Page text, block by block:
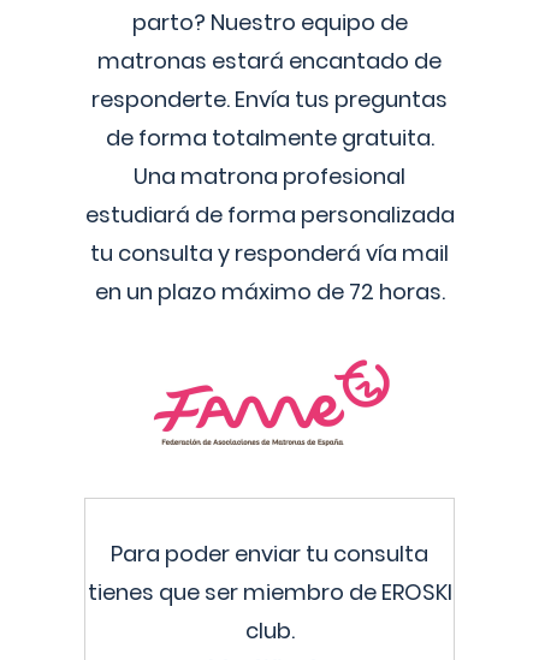
parto? Nuestro equipo de
matronas estará encantado de
responderte. Envía tus preguntas
de forma totalmente gratuita.
Una matrona profesional
estudiará de forma personalizada
tu consulta y responderá vía mail
en un plazo máximo de 72 horas.
Para poder enviar tu consulta
tienes que ser miembro de EROSKI
club.